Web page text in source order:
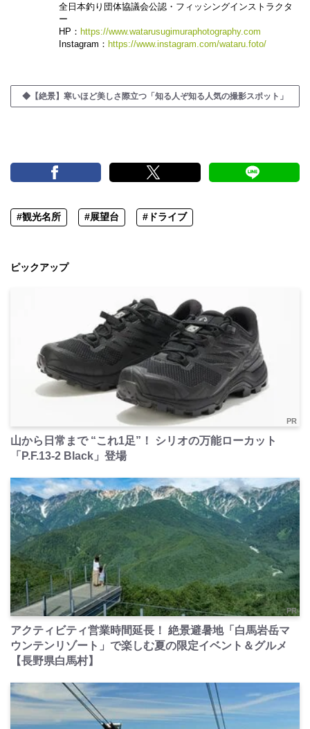
全日本釣り団体協議会公認・フィッシングインストラクタ
ー
HP： https://www.watarusugimuraphotography.com
Instagram： https://www.instagram.com/wataru.foto/
◆【絶景】寒いほど美しさ際立つ「知る人ぞ知る人気の撮影スポット」
#観光名所 #展望台 #ドライブ
ピックアップ
PR
山から日常まで “これ1足”！ シリオの万能ローカット
「P.F.13-2 Black」登場
PR
アクティビティ営業時間延長！ 絶景避暑地「白馬岩岳マ
ウンテンリゾート」で楽しむ夏の限定イベント＆グルメ
【長野県白馬村】